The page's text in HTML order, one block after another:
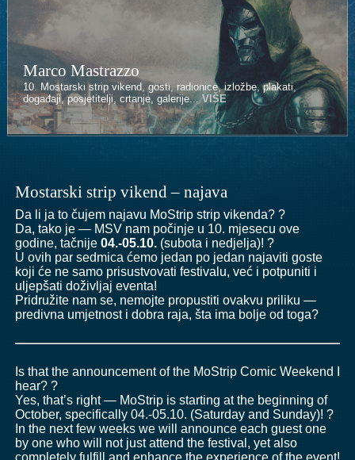
Marco Mastrazzo
10. Mostarski strip vikend, gosti, radionice, izložbe, plakati,
događaji, posjetitelji, crtanje, galerije...VIŠE
Mostarski strip vikend – najava
Da li ja to čujem najavu MoStrip strip vikenda? ?
Da, tako je — MSV nam počinje u 10. mjesecu ove
godine, tačnije 04.-05.10.(subota i nedjelja)! ?
U ovih par sedmica ćemo jedan po jedan najaviti goste
koji će ne samo prisustvovati festivalu, već i potpuniti i
uljepšati doživljaj eventa!
Pridružite nam se, nemojte propustiti ovakvu priliku —
predivna umjetnost i dobra raja, šta ima bolje od toga?
Is that the announcement of the MoStrip Comic Weekend I
hear? ?
Yes, that’s right — MoStrip is starting at the beginning of
October, specifically 04.-05.10. (Saturday and Sunday)! ?
In the next few weeks we will announce each guest one
by one who will not just attend the festival, yet also
completely fulfill and enhance the experience of the event!